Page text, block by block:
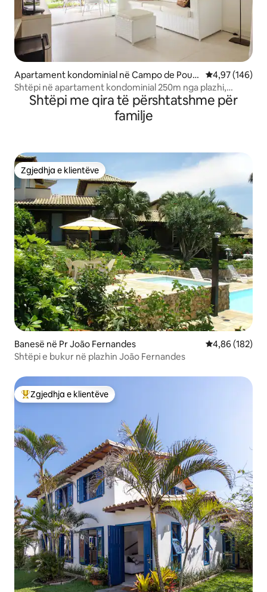
Apartament kondominial në Campo de Pous
o
Vlerësimi
4,97 (146)
Shtëpi në apartament kondominial 250m nga plazhi,
Geribá/Búzios
Shtëpi me qira të përshtatshme për
familje
Zgjedhja e klientëve
Zgjedhja e klientëve
Banesë në Pr João Fernandes Vlerësimi
4,86 (182)
Shtëpi e bukur në plazhin João Fernandes
Më të mirat e zgjedhjeve të klientëve
Zgjedhja e klientëve